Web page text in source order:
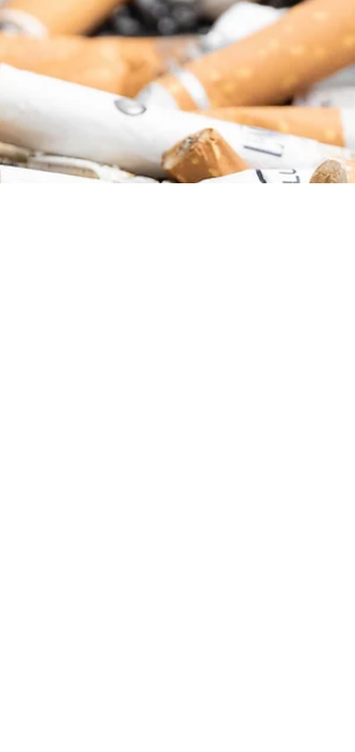
に動きました。これを聞いたイスラエルの
たちは恐怖をおぼえ、サムエルに神様が助
てくださるように祈るように求めます。サ
エルはこれを行い、神様は応えられ、ペ...